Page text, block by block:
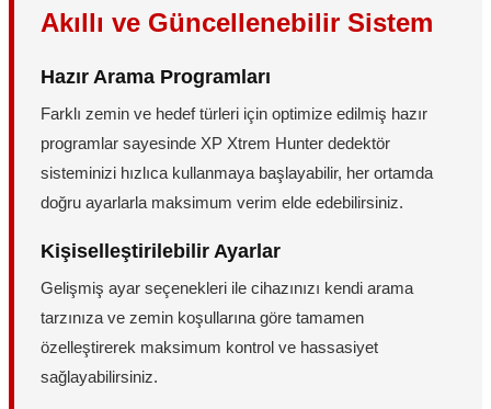
Akıllı ve Güncellenebilir Sistem
Hazır Arama Programları
Farklı zemin ve hedef türleri için optimize edilmiş hazır
programlar sayesinde XP Xtrem Hunter dedektör
sisteminizi hızlıca kullanmaya başlayabilir, her ortamda
doğru ayarlarla maksimum verim elde edebilirsiniz.
Kişiselleştirilebilir Ayarlar
Gelişmiş ayar seçenekleri ile cihazınızı kendi arama
tarzınıza ve zemin koşullarına göre tamamen
özelleştirerek maksimum kontrol ve hassasiyet
sağlayabilirsiniz.